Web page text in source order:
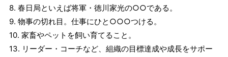
8. 春日局といえば将軍・徳川家光の○○である。
9. 物事の切れ目。仕事にひと○○○つける。
10. 家畜やペットを飼い育てること。
13. リーダー・コーチなど、組織の目標達成や成長をサポー